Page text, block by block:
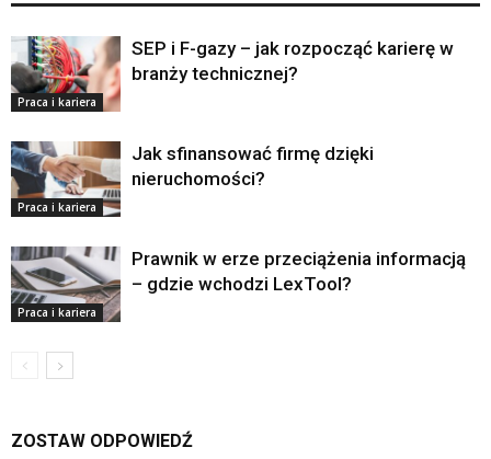
Praca i kariera
SEP i F-gazy – jak rozpocząć karierę w
branży technicznej?
Praca i kariera
Jak sfinansować firmę dzięki
nieruchomości?
Praca i kariera
Prawnik w erze przeciążenia informacją
– gdzie wchodzi LexTool?
ZOSTAW ODPOWIEDŹ